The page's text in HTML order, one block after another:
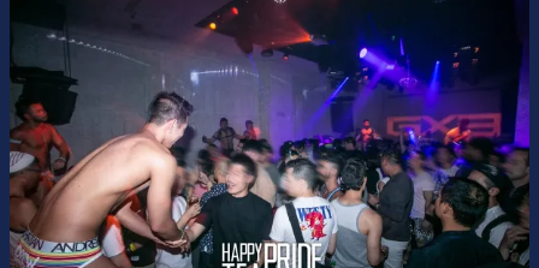
TEN / TOMO / TOWA / YOSHIYUKI
[Room 2]
JKRUSH— J-POP & K-POP
Party